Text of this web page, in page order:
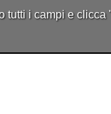
tutti i campi e clicca